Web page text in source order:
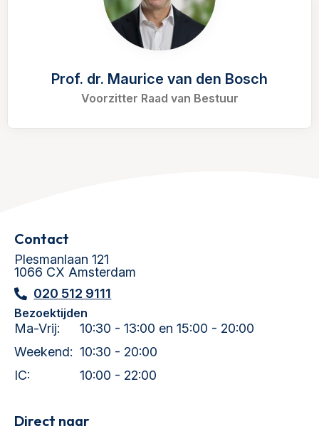
Prof. dr. Maurice van den Bosch
Voorzitter Raad van Bestuur
Contact
Plesmanlaan 121
1066 CX Amsterdam
020 512 9111
Bezoektijden
Ma-Vrij:
10:30 - 13:00 en 15:00 - 20:00
Weekend: 10:30 - 20:00
IC:
10:00 - 22:00
Direct naar